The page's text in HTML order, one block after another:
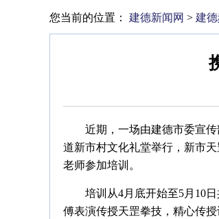
您当前的位置： 建德新闻网 > 建
近期，一场由建德市委宣
道新市村文化礼堂举行，新市
老师参加培训。
培训从4月底开始至5月10
傅表演传授天罡拳技，精心传